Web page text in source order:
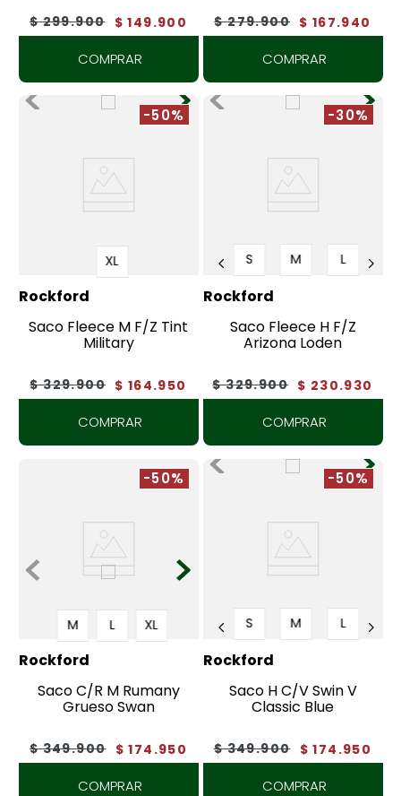
$ 299.900 $ 149.900
COMPRAR
$ 279.900 $ 167.940
COMPRAR
-50%
XL
Rockford
Saco Fleece M F/Z Tint
Military
$ 329.900 $ 164.950
COMPRAR
-30%
S M L
Rockford
Saco Fleece H F/Z
Arizona Loden
$ 329.900 $ 230.930
COMPRAR
-50%
M L XL
Rockford
Saco C/R M Rumany
Grueso Swan
$ 349.900 $ 174 .950
COMPRAR
-50%
S M L
Rockford
Saco H C/V Swin V
Classic Blue
$ 349.900 $ 174 .950
COMPRAR